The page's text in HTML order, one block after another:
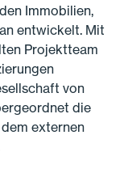
Immobilien,
entwickelt. Mit
Projektteam
von
die
externen